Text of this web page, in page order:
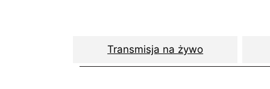
Transmisja na żywo